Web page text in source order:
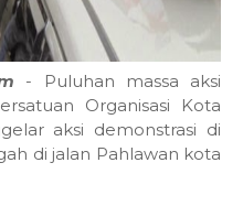
- Puluhan massa aksi
Organisasi Kota
aksi demonstrasi di
di jalan Pahlawan kota